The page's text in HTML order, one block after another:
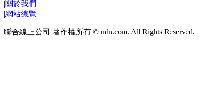
|關於我們
|網站總覽
聯合線上公司 著作權所有 © udn.com. All Rights Reserved.